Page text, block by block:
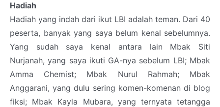
Hadiah
Hadiah yang indah dari ikut LBI adalah teman. Dari 40
peserta, banyak yang saya belum kenal sebelumnya.
Yang sudah saya kenal antara lain Mbak Siti
Nurjanah, yang saya ikuti GA-nya sebelum LBI; Mbak
Amma Chemist; Mbak Nurul Rahmah; Mbak
Anggarani, yang dulu sering komen-komenan di blog
fiksi; Mbak Kayla Mubara, yang ternyata tetangga